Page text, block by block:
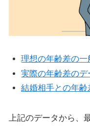
理想の年齢差の一
実際の年齢差のデ
結婚相手との年齢
上記のデータから、